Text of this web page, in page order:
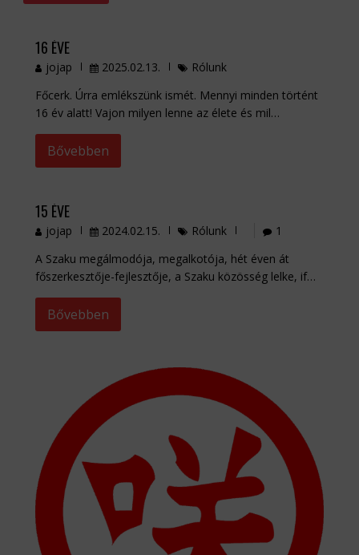
16 ÉVE
jojap 2025.02.13.
Rólunk
Főcerk. Úrra emlékszünk ismét. Mennyi minden történt
16 év alatt! Vajon milyen lenne az élete és mil…
Bővebben
15 ÉVE
jojap 2024.02.15. Rólunk
1
A Szaku megálmodója, megalkotója, hét éven át
főszerkesztője-fejlesztője, a Szaku közösség lelke, if…
Bővebben